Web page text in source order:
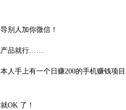
别人加你微信！
产品就行……
人手上有一个日赚200的手机赚钱项
OK 了！